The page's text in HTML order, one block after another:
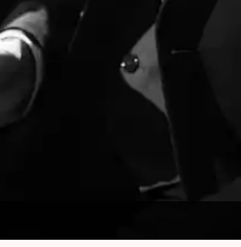
pm
、他の魅力的なミ
ただけるでしょ
ァンにおすすめの